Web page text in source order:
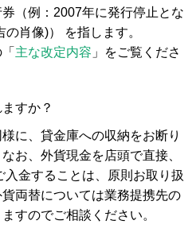
（例：2007年に発行停止とな
肖像)） を指します。
主な改定内容 」をご覧くださ
すか？
に、貸金庫への収納をお断り
お、外貨現金を店頭で直接、
金することは、原則お取り扱
両替については業務提携先の
すのでご相談ください。